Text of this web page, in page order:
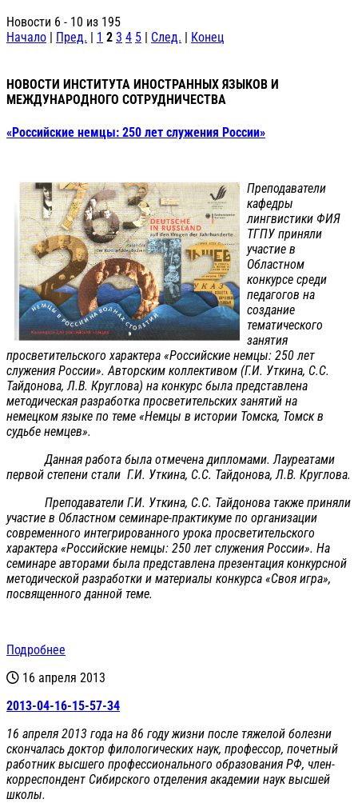
Новости 6 - 10 из 195
Начало | Пред. | 1 2 3 4 5 | След. | Конец
НОВОСТИ ИНСТИТУТА ИНОСТРАННЫХ ЯЗЫКОВ И
МЕЖДУНАРОДНОГО СОТРУДНИЧЕСТВА
«Российские немцы: 250 лет служения России»
Преподаватели
кафедры
лингвистики ФИЯ
ТГПУ приняли
участие в
Областном
конкурсе среди
педагогов на
создание
тематического
занятия
просветительского характера «Российские немцы: 250 лет
служения России». Авторским коллективом (Г.И. Уткина, С.С.
Тайдонова, Л.В. Круглова) на конкурс была представлена
методическая разработка просветительских занятий на
немецком языке по теме «Немцы в истории Томска, Томск в
судьбе немцев».
Данная работа была отмечена дипломами. Лауреатами
первой степени стали Г.И. Уткина, С.С. Тайдонова, Л.В. Круглова.
Преподаватели Г.И. Уткина, С.С. Тайдонова также приняли
участие в Областном семинаре-практикуме по организации
современного интегрированного урока просветительского
характера «Российские немцы: 250 лет служения России». На
семинаре авторами была представлена презентация конкурсной
методической разработки и материалы конкурса «Своя игра»,
посвященного данной теме.
Подробнее
16 апреля 2013
2013-04-16-15-57-34
16 апреля 2013 года на 86 году жизни после тяжелой болезни
скончалась доктор филологических наук, профессор, почетный
работник высшего профессионального образования РФ, член-
корреспондент Сибирского отделения академии наук высшей
школы.